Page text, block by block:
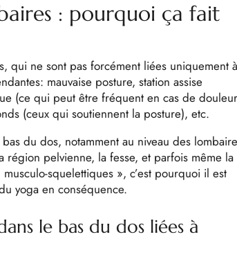
: pourquoi ça fait
qui ne sont pas forcément liées uniquement à
mauvaise posture, station assise
(ce qui peut être fréquent en cas de
(ceux qui soutiennent la posture), etc.
du dos, notamment au niveau des
région pelvienne, la fesse, et parfois même la
squelettiques », c’est pourquoi il est
yoga en conséquence.
le bas du dos liées à